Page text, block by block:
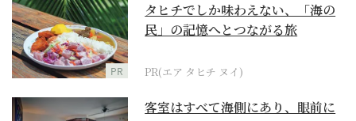
PR
タヒチでしか味わえない、「海の
民」の記憶へとつながる旅
PR(エア タヒチ ヌイ)
客室はすべて海側にあり、眼前に